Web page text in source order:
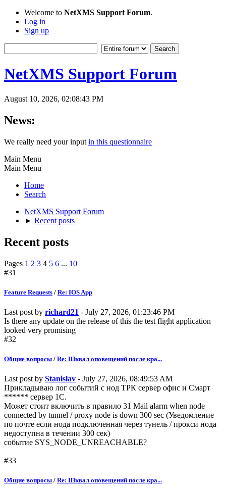
Welcome to NetXMS Support Forum.
Log in
Sign up
NetXMS Support Forum
August 10, 2026, 02:08:43 PM
News:
We really need your input in this questionnaire
Main Menu
Main Menu
Home
Search
NetXMS Support Forum
► Recent posts
Recent posts
Pages 1 2 3 4 5 6 ... 10
#31
Feature Requests / Re: IOS App
Last post by richard21 - July 27, 2026, 01:23:46 PM
Is there any update on the release of this the test flight application
looked very promising
#32
Общие вопросы / Re: Шквал оповещений после кра...
Last post by Stanislav - July 27, 2026, 08:49:53 AM
Прикладываю лог событий с нод ТРК сервер офис и Смарт
****** сервер 1С.
Может стоит включить в правило 31 Mail alarm when node
connected by tunnel / proxy node is down 300 sec (Уведомление
по почте если нода подключенная через тунель / прокси нода
недоступна в течении 300 сек)
событие SYS_NODE_UNREACHABLE?
#33
Общие вопросы / Re: Шквал оповещений после кра...